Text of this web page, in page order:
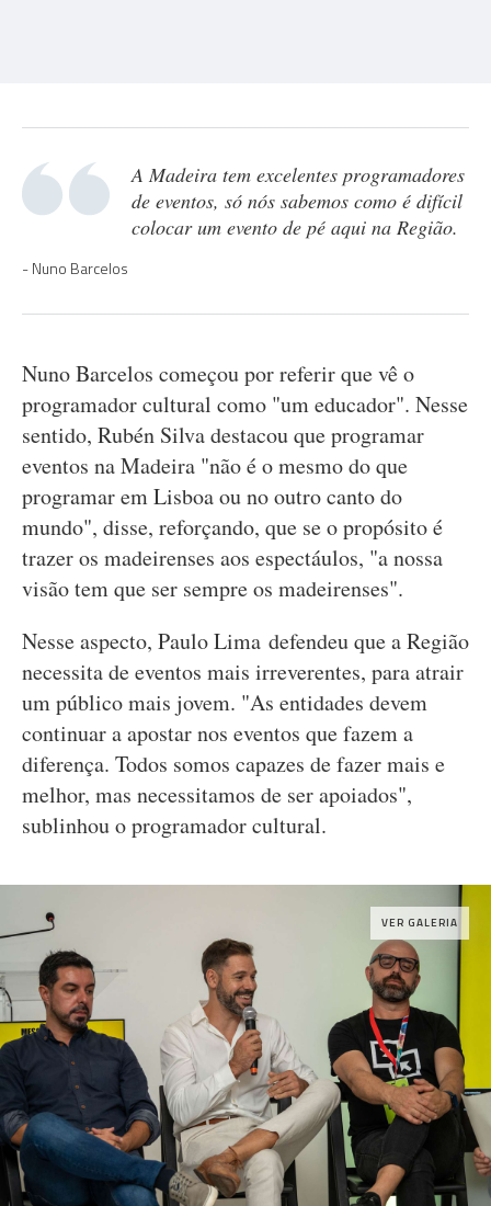
A Madeira tem excelentes programadores
de eventos, só nós sabemos como é difícil
colocar um evento de pé aqui na Região.
Nuno Barcelos
Nuno Barcelos começou por referir que vê o
programador cultural como "um educador". Nesse
sentido, Rubén Silva destacou que programar
eventos na Madeira "não é o mesmo do que
programar em Lisboa ou no outro canto do
mundo", disse, reforçando, que se o propósito é
trazer os madeirenses aos espectáulos, "a nossa
visão tem que ser sempre os madeirenses".
Nesse aspecto, Paulo Lima defendeu que a Região
necessita de eventos mais irreverentes, para atrair
um público mais jovem. "As entidades devem
continuar a apostar nos eventos que fazem a
diferença. Todos somos capazes de fazer mais e
melhor, mas necessitamos de ser apoiados",
sublinhou o programador cultural.
VER GALERIA